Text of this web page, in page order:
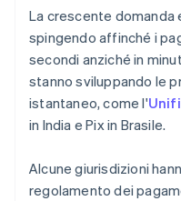
La crescente domanda
spingendo affinché i
secondi anziché in
stanno sviluppando le
istantaneo, come l'
in India e Pix in Brasile.
Alcune giurisdizioni
regolamento dei